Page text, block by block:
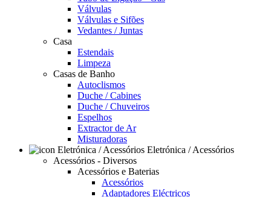
Válvulas
Válvulas e Sifões
Vedantes / Juntas
Casa
Estendais
Limpeza
Casas de Banho
Autoclismos
Duche / Cabines
Duche / Chuveiros
Espelhos
Extractor de Ar
Misturadoras
Eletrónica / Acessórios
Acessórios - Diversos
Acessórios e Baterias
Acessórios
Adaptadores Eléctricos